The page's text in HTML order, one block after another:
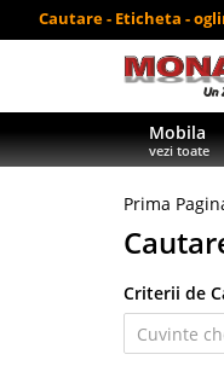
Cautare - Eticheta -
Mobila
vezi toate
Prima
Criterii de